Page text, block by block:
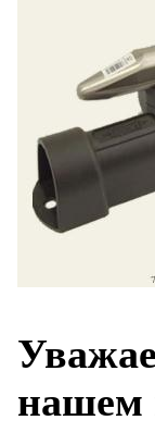
нашем